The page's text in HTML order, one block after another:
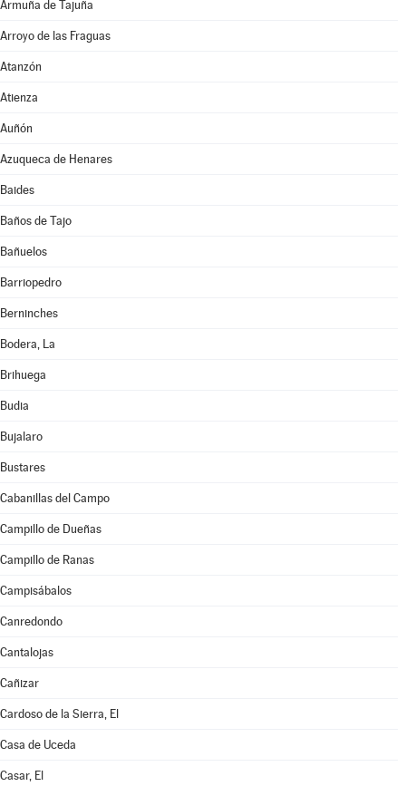
Armuña de Tajuña
Arroyo de las Fraguas
Atanzón
Atienza
Auñón
Azuqueca de Henares
Baides
Baños de Tajo
Bañuelos
Barriopedro
Berninches
Bodera, La
Brihuega
Budia
Bujalaro
Bustares
Cabanillas del Campo
Campillo de Dueñas
Campillo de Ranas
Campisábalos
Canredondo
Cantalojas
Cañizar
Cardoso de la Sierra, El
Casa de Uceda
Casar, El